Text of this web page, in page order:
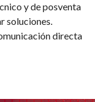
y de posventa
soluciones.
directa